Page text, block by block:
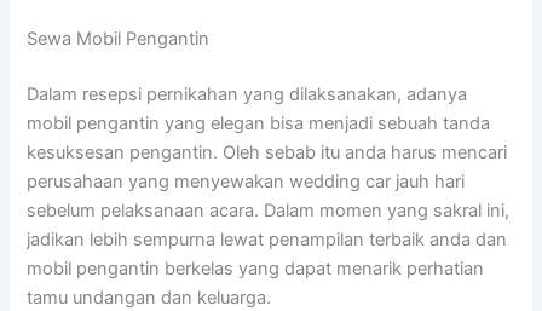
Sewa Mobil Pengantin
Dalam resepsi pernikahan yang dilaksanakan, adanya
mobil pengantin yang elegan bisa menjadi sebuah tanda
kesuksesan pengantin. Oleh sebab itu anda harus mencari
perusahaan yang menyewakan wedding car jauh hari
sebelum pelaksanaan acara. Dalam momen yang sakral ini,
jadikan lebih sempurna lewat penampilan terbaik anda dan
mobil pengantin berkelas yang dapat menarik perhatian
tamu undangan dan keluarga.